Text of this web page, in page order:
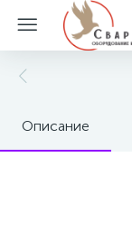
Описание